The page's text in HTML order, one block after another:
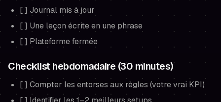
[ ] Journal mis à jour
[ ] Une leçon écrite en une phrase
[ ] Plateforme fermée
Checklist hebdomadaire (30 minutes)
[ ] Compter les entorses aux règles (votre vrai KPI)